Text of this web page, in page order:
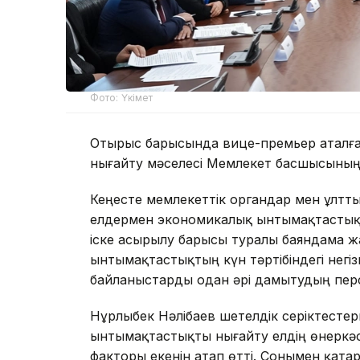
Фото: Үкімет
Отырыс барысында вице-премьер
нығайту мәселесі Мемлекет басшысының
Кеңесте мемлекеттік органдар мен
елдермен экономикалық
іске асырылу барысы туралы баяндама
ынтымақтастықтың күн тәртібіндегі
байланыстарды одан әрі дамытудың
Нұрлыбек Нәлібаев шетелдік
ынтымақтастықты нығайту елдің
факторы екенін атап өтті. Сонымен